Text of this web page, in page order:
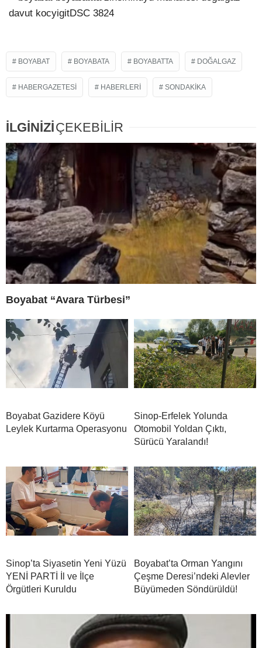
BOYABAT BOYABATA BOYABATTA DOĞALGAZ
HABERGAZETESI HABERLERI SONDAKIKA
İLGİNİZİÇEKEBİLİR
Boyabat “Avara Türbesi”
Boyabat Gazidere Köyü
Leylek Kurtarma Operasyonu
Sinop-Erfelek Yolunda
Otomobil Yoldan Çıktı,
Sürücü Yaralandı!
Sinop’ta Siyasetin Yeni Yüzü
YENİ PARTİ İl ve İlçe
Örgütleri Kuruldu
Boyabat’ta Orman Yangını
Çeşme Deresi’ndeki Alevler
Büyümeden Söndürüldü!